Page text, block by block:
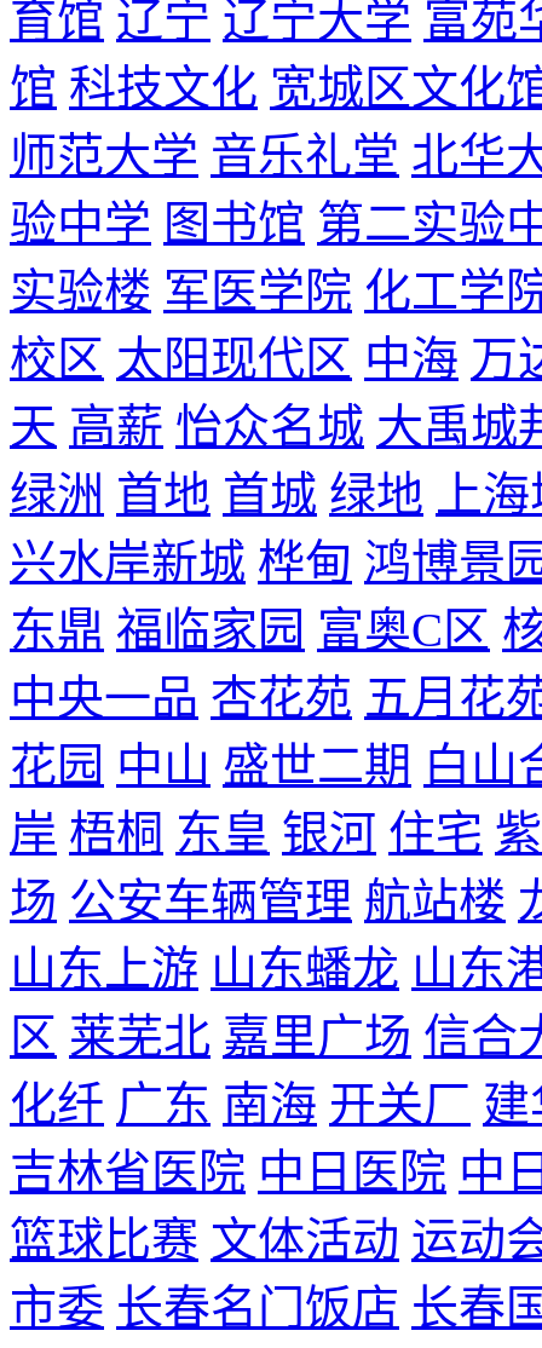
育馆 辽宁 辽宁大学 富苑
馆 科技文化 宽城区文化
师范大学 音乐礼堂 北华
验中学 图书馆 第二实验
实验楼 军医学院 化工学
校区 太阳现代区 中海 万
天 高薪 怡众名城 大禹城
绿洲 首地 首城 绿地
上
兴水岸新城 桦甸 鸿博景
东鼎 福临家园 富奥C区
中央一品 杏花苑 五月花
花园 中山 盛世二期 白山
岸 梧桐 东皇 银河 住宅
场 公安车辆管理 航站楼
山东上游 山东蟠龙 山东
区 莱芜北 嘉里广场 信合
化纤 广东 南海 开关厂 建
吉林省医院 中日医院 中
篮球比赛 文体活动 运动
市委 长春名门饭店 长春